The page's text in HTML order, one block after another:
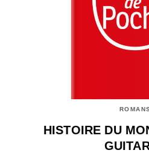
HISTOIRE DU